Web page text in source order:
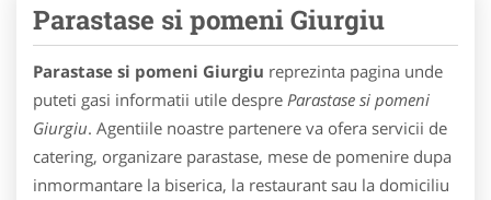
Parastase si pomeni Giurgiu
Parastase si pomeni Giurgiu reprezinta pagina unde
puteti gasi informatii utile despre Parastase si pomeni
Giurgiu. Agentiile noastre partenere va ofera servicii de
catering, organizare parastase, mese de pomenire dupa
inmormantare la biserica, la restaurant sau la domiciliu